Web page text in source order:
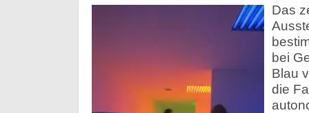
Das
bei
Blau
die